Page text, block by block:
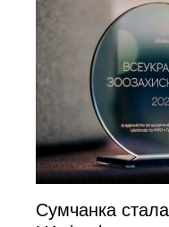
Сумчанка